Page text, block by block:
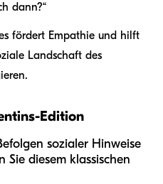
dann?“
fördert Empathie und hilft
Landschaft des
Edition
sozialer Hinweise
Sie diesem klassischen